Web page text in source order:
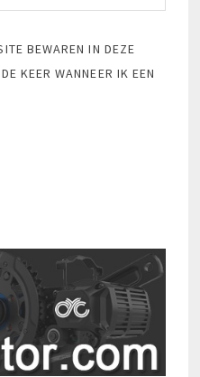
BEWAREN IN DEZE
KEER WANNEER IK EEN